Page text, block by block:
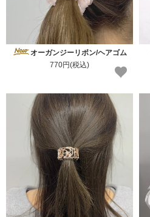
オーガンジーリボン/ヘアゴム
770円(税込)